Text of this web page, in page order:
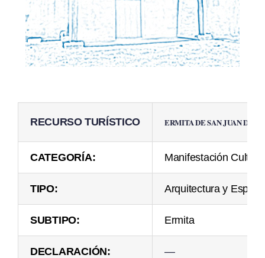
RECURSO TURÍSTICO ERMITA DE SAN JUAN DE
CATEGORÍA: Manifestación
TIPO: Arquitectura y
SUBTIPO: Ermita
DECLARACIÓN: —